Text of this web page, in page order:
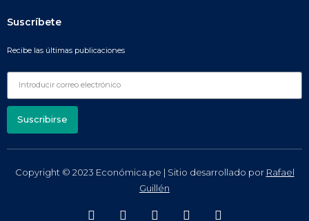
Suscríbete
Recibe las últimas publicaciones
Suscribirse
Copyright © 2023 Económica.pe | Sitio desarrollado por Rafael
Guillén